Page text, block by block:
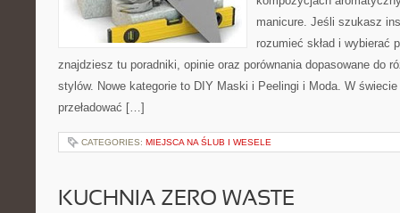
manicure. Jeśli szukasz
rozumieć skład i wybierać
znajdziesz tu poradniki, opinie oraz porównania dopasowane do
stylów. Nowe kategorie to DIY Maski i Peelingi i Moda. W świecie
przeładować […]
CATEGORIES: MIEJSCA NA ŚLUB I WESELE
KUCHNIA ZERO WASTE